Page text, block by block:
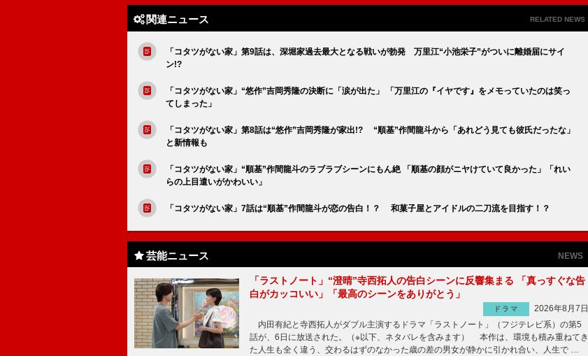
関連ニュース RELATED NEWS
「コタツがない家」第9話は、深堀家過去最大となる戦いが勃発 万里江“小池栄子”がついに離婚届にサイ
ン!?
「コタツがない家」“悠作”吉岡秀隆の決断に「涙が出た」 「万里江の『イヤです』をメモっていたのは笑っ
てしまった」
「コタツがない家」第8話は“悠作”吉岡秀隆が家出!? “順基”作間龍斗から「あれどう見ても彼氏だったな」
と新情報も
「コタツがない家」“順基”作間龍斗のラブラブシーンにもん絶 「順基の顔がニヤけていて良かった」「れい
らの上目遣いがかわいい」
「コタツがない家」7話は“順基”作間龍斗が恋の告白！？ 和菓子屋とアイドルの二刀流を目指す！？
芸能ニュース NEWS
「ラストノート」“澄晴”寺西拓人の告白シーンに反響集まる 「真っすぐな告
白がカッコいい」「最高のシーンをありがとう」
ドラマ
2026年8月7日
内田有紀と寺西拓人がダブル主演するドラマ「ラストノート」（フジテレビ系）の第5
話が、6日に放送された。（※以下、ネタバレを含みます） 本作は、環境も積み重ねてき
た人生も全く違う、交わるはずのなかった歳の差の男女が静かに引かれ合い、人生で …